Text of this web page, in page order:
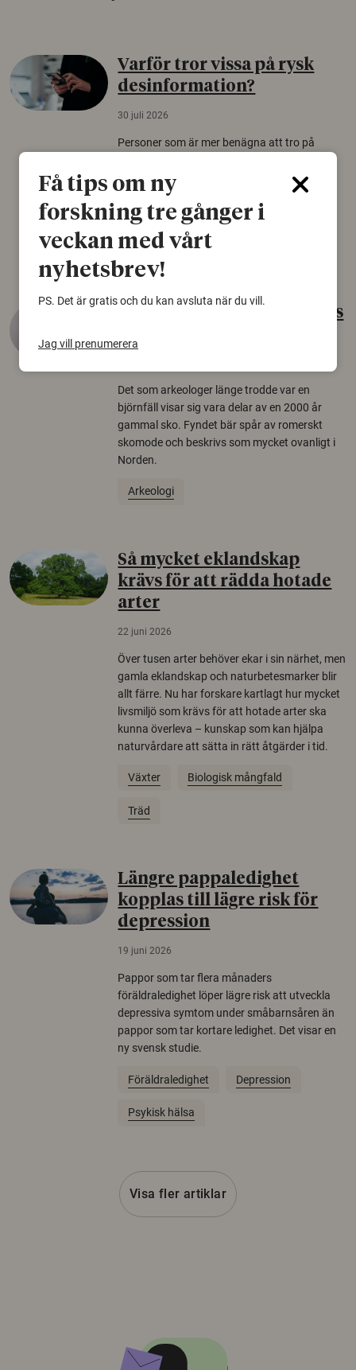
Varför tror vissa på rysk
desinformation?
30 juli 2026
Personer som är mer benägna att tro på
för rysk desinformation. Det visar en studie
från Försvarshögskolan med deltagare i fyra
europeiska länder.
Säkerhetspolitik
Gammalt skinn var Sveriges
Det som arkeologer länge trodde var en
björnfäll visar sig vara delar av en 2000 år
gammal sko. Fyndet bär spår av romerskt
skomode och beskrivs som mycket ovanligt i
Norden.
Arkeologi
Så mycket eklandskap
krävs för att rädda hotade
arter
22 juni 2026
Över tusen arter behöver ekar i sin närhet, men
gamla eklandskap och naturbetesmarker blir
allt färre. Nu har forskare kartlagt hur mycket
livsmiljö som krävs för att hotade arter ska
kunna överleva – kunskap som kan hjälpa
naturvårdare att sätta in rätt åtgärder i tid.
Växter Biologisk mångfald
Träd
Längre pappaledighet
kopplas till lägre risk för
depression
19 juni 2026
Pappor som tar flera månaders
föräldraledighet löper lägre risk att utveckla
depressiva symtom under småbarnsåren än
pappor som tar kortare ledighet. Det visar en
ny svensk studie.
Föräldraledighet Depression
Psykisk hälsa
Visa fler artiklar
Få tips om ny
forskning tre gånger i
veckan med vårt
nyhetsbrev!
PS. Det är gratis och du kan avsluta när du vill.
Jag vill prenumerera